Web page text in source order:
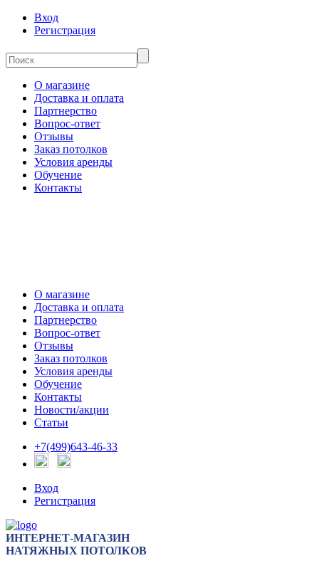
Вход
Регистрация
О магазине
Доставка и оплата
Партнерство
Вопрос-ответ
Отзывы
Заказ потолков
Условия аренды
Обучение
Контакты
О магазине
Доставка и оплата
Партнерство
Вопрос-ответ
Отзывы
Заказ потолков
Условия аренды
Обучение
Контакты
Новости/акции
Статьи
+7(499)643-46-33
Вход
Регистрация
ИНТЕРНЕТ-МАГАЗИН
НАТЯЖНЫХ ПОТОЛКОВ